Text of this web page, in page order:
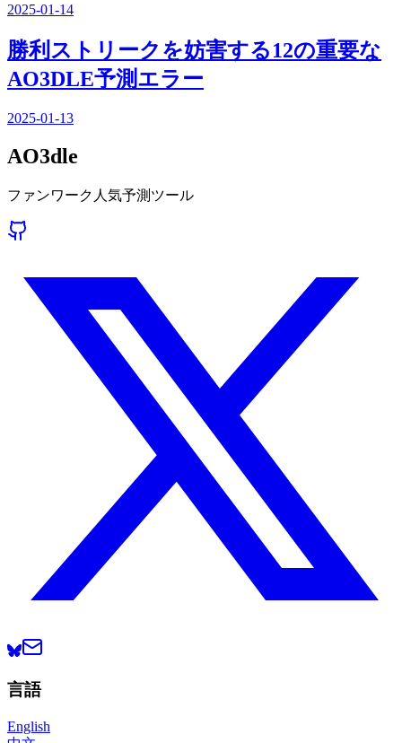
2025-01-14
勝利ストリークを妨害する12の重要な
AO3DLE予測エラー
2025-01-13
AO3dle
ファンワーク人気予測ツール
言語
English